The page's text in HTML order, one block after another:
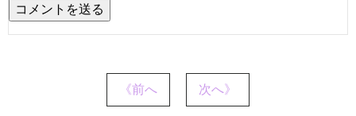
《前へ 次へ》